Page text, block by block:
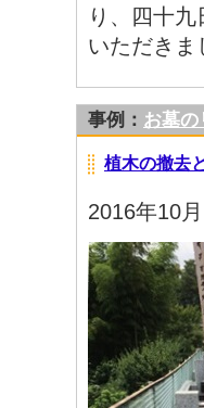
り、四十
いただきま
事例： お墓の
植木の撤去
2016年10